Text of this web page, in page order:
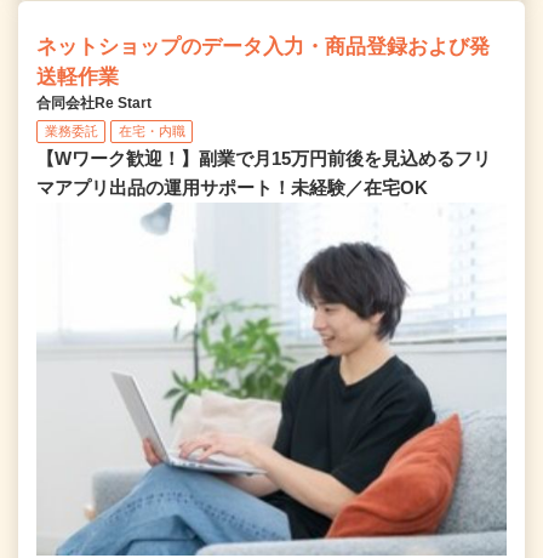
ネットショップのデータ入力・商品登録および発
送軽作業
合同会社Re Start
業務委託 在宅・内職
【Wワーク歓迎！】副業で月15万円前後を見込めるフリ
マアプリ出品の運用サポート！未経験／在宅OK